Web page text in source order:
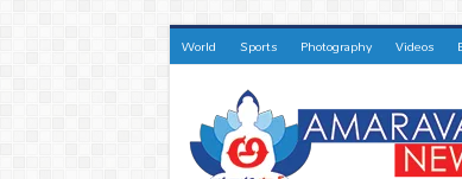
World Sports Photography Videos